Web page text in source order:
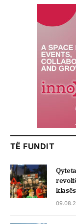
TË FUNDIT